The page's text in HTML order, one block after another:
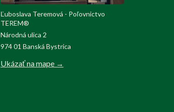
Ľuboslava Teremová - Poľovnictvo
TEREM®
Národná ulica 2
974 01 Banská Bystrica
Ukázať na mape →